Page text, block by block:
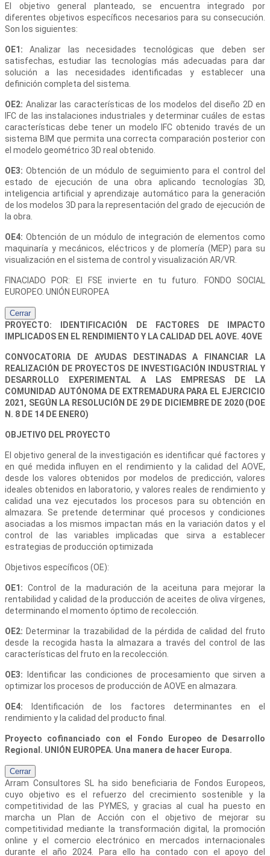
El objetivo general planteado, se encuentra integrado por
diferentes objetivos específicos necesarios para su consecución.
Son los siguientes:
OE1: Analizar las necesidades tecnológicas que deben ser
satisfechas, estudiar las tecnologías más adecuadas para dar
solución a las necesidades identificadas y establecer una
definición completa del sistema.
OE2: Analizar las características de los modelos del diseño 2D en
IFC de las instalaciones industriales y determinar cuáles de estas
características debe tener un modelo IFC obtenido través de un
sistema BIM que permita una correcta comparación posterior con
el modelo geométrico 3D real obtenido.
OE3: Obtención de un módulo de seguimiento para el control del
estado de ejecución de una obra aplicando tecnologías 3D,
inteligencia artificial y aprendizaje automático para la generación
de los modelos 3D para la representación del grado de ejecución de
la obra.
OE4: Obtención de un módulo de integración de elementos como
maquinaría y mecánicos, eléctricos y de plomería (MEP) para su
visualización en el sistema de control y visualización AR/VR.
FINACIADO POR: El FSE invierte en tu futuro. FONDO SOCIAL
EUROPEO. UNIÓN EUROPEA
Cerrar
PROYECTO: IDENTIFICACIÓN DE FACTORES DE IMPACTO
IMPLICADOS EN EL RENDIMIENTO Y LA CALIDAD DEL AOVE. 4OVE
CONVOCATORIA DE AYUDAS DESTINADAS A FINANCIAR LA
REALIZACIÓN DE PROYECTOS DE INVESTIGACIÓN INDUSTRIAL Y
DESARROLLO EXPERIMENTAL A LAS EMPRESAS DE LA
COMUNIDAD AUTÓNOMA DE EXTREMADURA PARA EL EJERCICIO
2021, SEGÚN LA RESOLUCIÓN DE 29 DE DICIEMBRE DE 2020 (DOE
N. 8 DE 14 DE ENERO)
OBJETIVO DEL PROYECTO
El objetivo general de la investigación es identificar qué factores y
en qué medida influyen en el rendimiento y la calidad del AOVE,
desde los valores obtenidos por modelos de predicción, valores
ideales obtenidos en laboratorio, y valores reales de rendimiento y
calidad una vez ejecutados los procesos para su obtención en
almazara. Se pretende determinar qué procesos y condiciones
asociadas a los mismos impactan más en la variación datos y el
control de las variables implicadas que sirva a establecer
estrategias de producción optimizada
Objetivos específicos (OE):
OE1: Control de la maduración de la aceituna para mejorar la
rentabilidad y calidad de la producción de aceites de oliva vírgenes,
determinando el momento óptimo de recolección.
OE2: Determinar la trazabilidad de la pérdida de calidad del fruto
desde la recogida hasta la almazara a través del control de las
características del fruto en la recolección.
OE3:
Identificar las condiciones de procesamiento que sirven a
optimizar los procesos de producción de AOVE en almazara.
OE4:
Identificación de los factores determinantes en el
rendimiento y la calidad del producto final.
Proyecto cofinanciado con el Fondo Europeo de Desarrollo
Regional. UNIÓN EUROPEA. Una manera de hacer Europa.
Cerrar
Arram Consultores SL ha sido beneficiaria de Fondos Europeos,
cuyo objetivo es el refuerzo del crecimiento sostenible y la
competitividad de las PYMES, y gracias al cual ha puesto en
marcha un Plan de Acción con el objetivo de mejorar su
competitividad mediante la transformación digital, la promoción
online y el comercio electrónico en mercados internacionales
durante el año 2024. Para ello ha contado con el apoyo del